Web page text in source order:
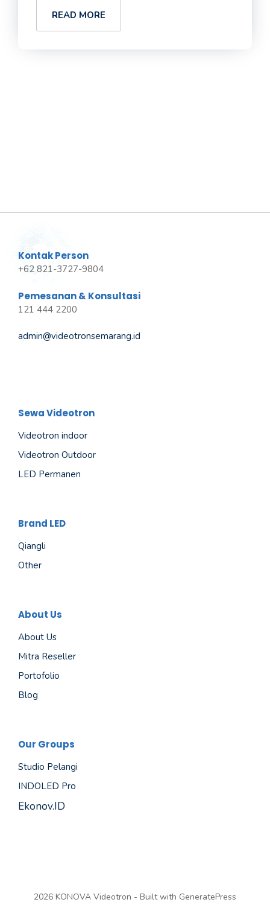
READ MORE
Kontak Person
+62 821-3727-9804
Pemesanan & Konsultasi
121 444 2200
admin@videotronsemarang.id
Sewa Videotron
Videotron indoor
Videotron Outdoor
LED Permanen
Brand LED
Qiangli
Other
About Us
About Us
Mitra Reseller
Portofolio
Blog
Our Groups
Studio Pelangi
INDOLED Pro
Ekonov.ID
2026 KONOVA Videotron - Built with GeneratePress